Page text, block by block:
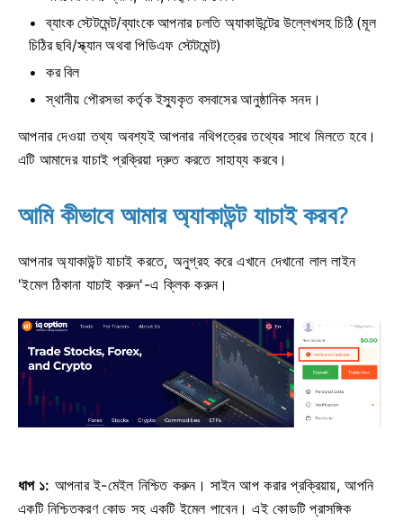
ব্যাংক স্টেটমেন্ট/ব্যাংকে আপনার চলতি অ্যাকাউন্টের উল্লেখসহ চিঠি (মূল
চিঠির ছবি/স্ক্যান অথবা পিডিএফ স্টেটমেন্ট)
কর বিল
স্থানীয় পৌরসভা কর্তৃক ইস্যুকৃত বসবাসের আনুষ্ঠানিক সনদ।
আপনার দেওয়া তথ্য অবশ্যই আপনার নথিপত্রের তথ্যের সাথে মিলতে হবে।
এটি আমাদের যাচাই প্রক্রিয়া দ্রুত করতে সাহায্য করবে।
আমি কীভাবে আমার অ্যাকাউন্ট যাচাই করব?
আপনার অ্যাকাউন্ট যাচাই করতে, অনুগ্রহ করে এখানে দেখানো লাল লাইন
'ইমেল ঠিকানা যাচাই করুন'-এ ক্লিক করুন।
ধাপ ১: আপনার ই-মেইল নিশ্চিত করুন। সাইন আপ করার প্রক্রিয়ায়, আপনি
একটি নিশ্চিতকরণ কোড সহ একটি ইমেল পাবেন। এই কোডটি প্রাসঙ্গিক